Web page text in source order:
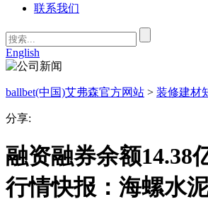
联系我们
English
ballbet(中国)艾弗森官方网站 > 装修建材
分享:
融资融券余额14.38
行情快报：海螺水